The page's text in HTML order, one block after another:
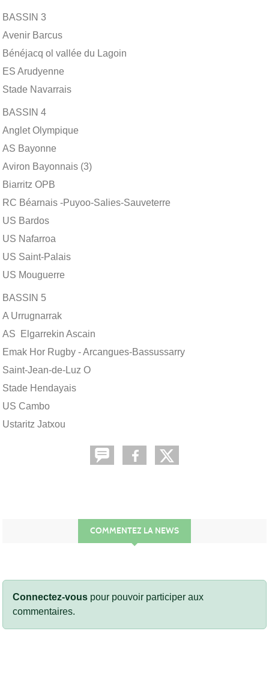
BASSIN 3
Avenir Barcus
Bénéjacq ol vallée du Lagoin
ES Arudyenne
Stade Navarrais
BASSIN 4
Anglet Olympique
AS Bayonne
Aviron Bayonnais (3)
Biarritz OPB
RC Béarnais -Puyoo-Salies-Sauveterre
US Bardos
US Nafarroa
US Saint-Palais
US Mouguerre
BASSIN 5
A Urrugnarrak
AS Elgarrekin Ascain
Emak Hor Rugby - Arcangues-Bassussarry
Saint-Jean-de-Luz O
Stade Hendayais
US Cambo
Ustaritz Jatxou
COMMENTEZ LA NEWS
Connectez-vous pour pouvoir participer aux
commentaires.